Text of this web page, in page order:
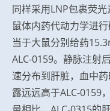
同样采用LNP包裹荧
鼠体内药代动力学进
当于大鼠分别给药
ALC-0159。静脉注射
速分布到肝脏，血中
露远远高于ALC-0159